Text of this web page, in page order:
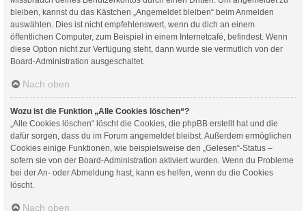
bleiben, kannst du das Kästchen „Angemeldet bleiben“ beim Anmelden
auswählen. Dies ist nicht empfehlenswert, wenn du dich an einem
öffentlichen Computer, zum Beispiel in einem Internetcafé, befindest. Wenn
diese Option nicht zur Verfügung steht, dann wurde sie vermutlich von der
Board-Administration ausgeschaltet.
Nach oben
Wozu ist die Funktion „Alle Cookies löschen“?
„Alle Cookies löschen“ löscht die Cookies, die phpBB erstellt hat und die
dafür sorgen, dass du im Forum angemeldet bleibst. Außerdem ermöglichen
Cookies einige Funktionen, wie beispielsweise den „Gelesen“-Status –
sofern sie von der Board-Administration aktiviert wurden. Wenn du Probleme
bei der An- oder Abmeldung hast, kann es helfen, wenn du die Cookies
löscht.
Nach oben